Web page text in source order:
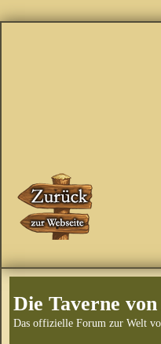
Die Taverne
Das offizielle Forum zur Welt